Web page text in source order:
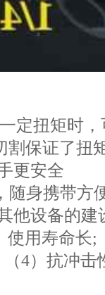
定扭矩时
割保证了扭
更安全
随身携带方
他设备的建
使用寿命长;
4）抗冲击